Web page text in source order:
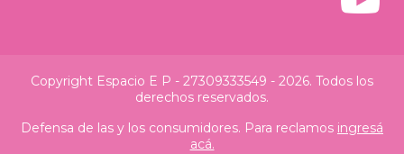
Copyright Espacio E P - 27309333549 - 2026. Todos los
derechos reservados.
Defensa de las y los consumidores. Para reclamos ingresá
acá.